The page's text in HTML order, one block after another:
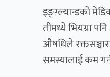
इङ्ग्ल्यान्डको
तीमध्ये भियग्रा
औषधिले
समस्यालाई कम